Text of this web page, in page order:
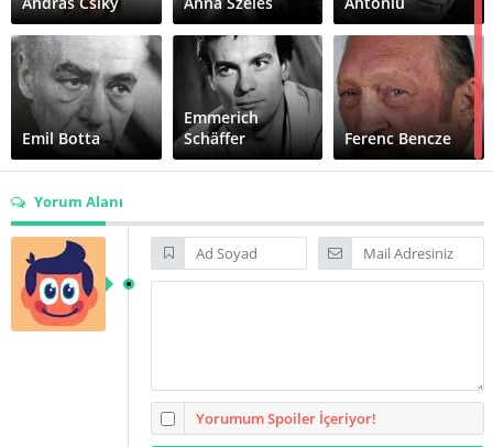
Emil Botta
Emmerich
Schäffer
Ferenc Bencze
George Aurelian
Gheorghe
Cozorici
Gina Patrichi
Ion Caramitru Liviu Ciulei
Yorum Alanı
Yorumum Spoiler İçeriyor!